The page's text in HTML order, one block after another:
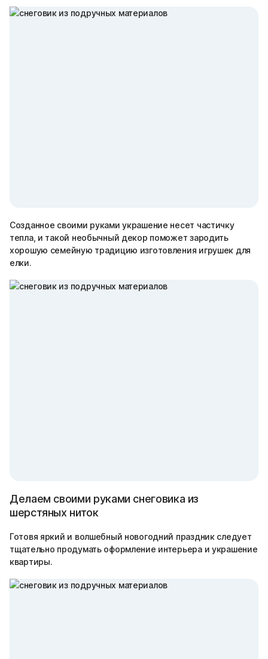
Созданное своими руками украшение несет частичку
тепла, и такой необычный декор поможет зародить
хорошую семейную традицию изготовления игрушек для
елки.
Делаем своими руками снеговика из
шерстяных ниток
Готовя яркий и волшебный новогодний праздник следует
тщательно продумать оформление интерьера и украшение
квартиры.